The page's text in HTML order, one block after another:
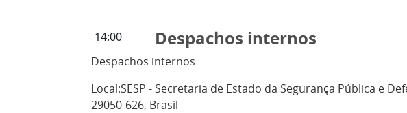
14:00 Despachos internos
Despachos internos
Local:SESP - Secretaria de Estado da Segurança Pública e
29050-626, Brasil